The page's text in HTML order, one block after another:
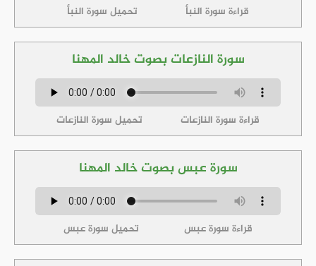
قراءة سورة النبأ تحميل سورة النبأ
سورة النازعات بصوت خالد المهنا
قراءة سورة النازعات تحميل سورة النازعات
سورة عبس بصوت خالد المهنا
قراءة سورة عبس تحميل سورة عبس